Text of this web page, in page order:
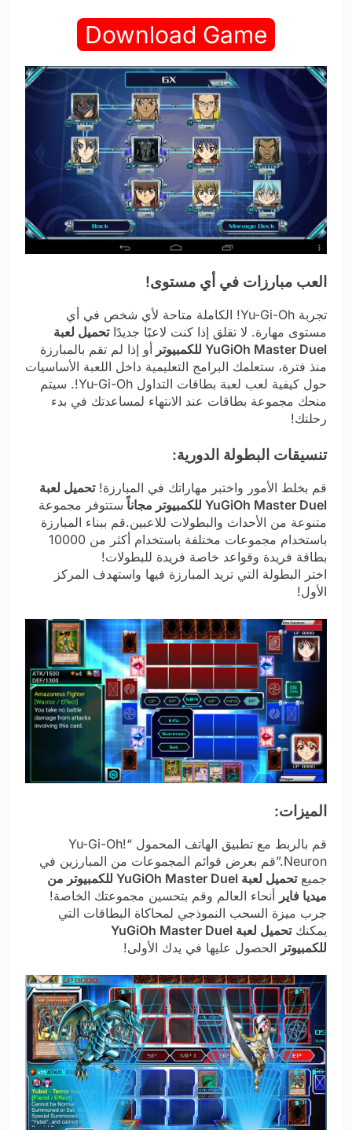
Download Game
العب مبارزات في أي مستوى!
تجربة Yu-Gi-Oh! الكاملة متاحة لأي شخص في أي
مستوى مهارة. لا تقلق إذا كنت لاعبًا جديدًاتحميل لعبة
YuGiOh Master Duel للكمبيوتر
أو إذا لم تقم بالمبارزة
منذ فترة، ستعلمك البرامج التعليمية داخل اللعبة الأساسيات
حول كيفية لعب لعبة بطاقات التداول Yu-Gi-Oh!. سيتم
منحك مجموعة بطاقات عند الانتهاء لمساعدتك في بدء
رحلتك!
تنسيقات البطولة الدورية:
قم بخلط الأمور واختبر مهاراتك في المبارزة!تحميل لعبة
YuGiOh Master Duel للكمبيوتر مجاناً
ستتوفر مجموعة
متنوعة من الأحداث والبطولات للاعبين.قم ببناء المبارزة
باستخدام مجموعات مختلفة باستخدام أكثر من 10000
بطاقة فريدة وقواعد خاصة فريدة للبطولات!
اختر البطولة التي تريد المبارزة فيها واستهدف المركز
الأول!
الميزات:
قم بالربط مع تطبيق الهاتف المحمول “Yu-Gi-Oh!
Neuron.”قم بعرض قوائم المجموعات من المبارزين في
جميع
تحميل لعبة YuGiOh Master Duel للكمبيوتر من
ميديا فاير أنحاء العالم وقم بتحسين مجموعتك الخاصة!
جرب ميزة السحب النموذجي لمحاكاة البطاقات التي
يمكنك
تحميل لعبة YuGiOh Master Duel
للكمبيوتر الحصول عليها في يدك الأولى!